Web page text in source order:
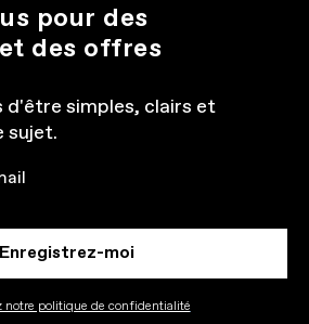
pour des
des offres
d'être simples, clairs et
sujet.
Enregistrez-moi
notre politique de confidentialité